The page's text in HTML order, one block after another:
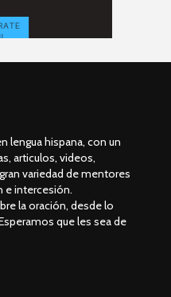
lengua hispana, con un
articulos, videos,
variedad de mentores
e intercesión.
la oración, desde lo
que les sea de